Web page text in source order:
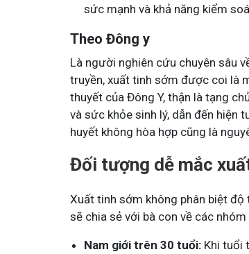
sức mạnh và khả năng kiểm
Theo Đông y
Là người nghiên cứu chuyên sâu
truyền, xuất tinh sớm được coi là
thuyết của Đông Y, thận là tạng
và sức khỏe sinh lý, dẫn đến hiện
huyết không hòa hợp cũng là
Đối tượng dễ mắc
Xuất tinh sớm không phân biệt
sẽ chia sẻ với bà con về các
Nam giới trên 30 tuổi: Khi tuổi